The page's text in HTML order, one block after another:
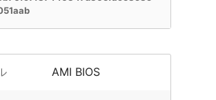
AMI BIOS